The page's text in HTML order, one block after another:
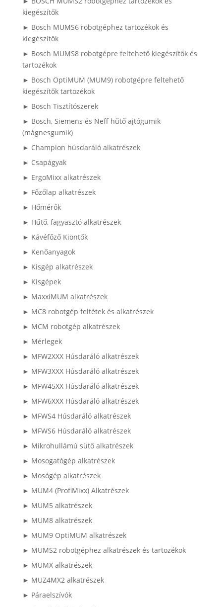
kiegészítők
► Bosch MUMS6 robotgéphez tartozékok és
kiegészítők
► Bosch MUMS8 robotgépre feltehető kiegészítők és
tartozékok
► Bosch OptiMUM (MUM9) robotgépre feltehető
kiegészítők tartozékok
► Bosch Tisztítószerek
► Bosch, Siemens és Neff hűtő ajtógumik
(mágnesgumik)
► Champion húsdaráló alkatrészek
► Csapágyak
► ErgoMixx alkatrészek
► Főzőlap alkatrészek
► Hőmérők
► Hűtő, fagyasztó alkatrészek
► Kávéfőző Kiöntők
► Kenőanyagok
► Kisgép alkatrészek
► Kisgépek
► MaxxiMUM alkatrészek
► MC8 robotgép feltétek és alkatrészek
► MCM robotgép alkatrészek
► Mérlegek
► MFW2XXX Húsdaráló alkatrészek
► MFW3XXX Húsdaráló alkatrészek
► MFW45XX Húsdaráló alkatrészek
► MFW6XXX Húsdaráló alkatrészek
► MFWS4 Húsdaráló alkatrészek
► MFWS6 Húsdaráló alkatrészek
► Mikrohullámú sütő alkatrészek
► Mosogatógép alkatrészek
► Mosógép alkatrészek
► MUM4 (ProfiMixx) Alkatrészek
► MUM5 alkatrészek
► MUM8 alkatrészek
► MUM9 OptiMUM alkatrészek
► MUMS2 robotgéphez alkatrészek és tartozékok
► MUMX alkatrészek
► MUZ4MX2 alkatrészek
► Páraelszívók